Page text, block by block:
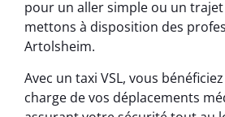
pour un aller simple ou un
mettons à disposition des
Artolsheim.
Avec un taxi VSL, vous
charge de vos déplacements